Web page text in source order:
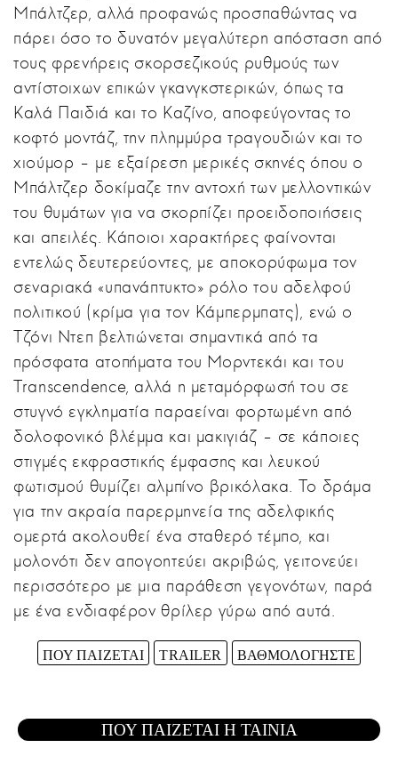
Μπάλτζερ, αλλά προφανώς προσπαθώντας να
πάρει όσο το δυνατόν μεγαλύτερη απόσταση από
τους φρενήρεις σκορσεζικούς ρυθμούς των
αντίστοιχων επικών γκανγκστερικών, όπως τα
Καλά Παιδιά και το Καζίνο, αποφεύγοντας το
κοφτό μοντάζ, την πλημμύρα τραγουδιών και το
χιούμορ – με εξαίρεση μερικές σκηνές όπου ο
Μπάλτζερ δοκίμαζε την αντοχή των μελλοντικών
του θυμάτων για να σκορπίζει προειδοποιήσεις
και απειλές. Κάποιοι χαρακτήρες φαίνονται
εντελώς δευτερεύοντες, με αποκορύφωμα τον
σεναριακά «υπανάπτυκτο» ρόλο του αδελφού
πολιτικού (κρίμα για τον Κάμπερμπατς), ενώ ο
Τζόνι Ντεπ βελτιώνεται σημαντικά από τα
πρόσφατα ατοπήματα του Μορντεκάι και του
Transcendence, αλλά η μεταμόρφωσή του σε
στυγνό εγκληματία παραείναι φορτωμένη από
δολοφονικό βλέμμα και μακιγιάζ – σε κάποιες
στιγμές εκφραστικής έμφασης και λευκού
φωτισμού θυμίζει αλμπίνο βρικόλακα. Το δράμα
για την ακραία παρερμηνεία της αδελφικής
ομερτά ακολουθεί ένα σταθερό τέμπο, και
μολονότι δεν απογοητεύει ακριβώς, γειτονεύει
περισσότερο με μια παράθεση γεγονότων, παρά
με ένα ενδιαφέρον θρίλερ γύρω από αυτά.
ΠΟΥ ΠΑΙΖΕΤΑΙ TRAILER ΒΑΘΜΟΛΟΓΗΣΤΕ
ΠΟΥ ΠΑΙΖΕΤΑΙ Η ΤΑΙΝΙΑ